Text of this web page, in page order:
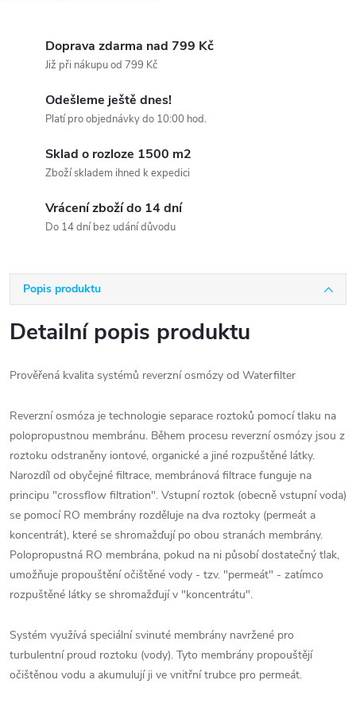
Doprava zdarma nad 799 Kč
Již při nákupu od 799 Kč
Odešleme ještě dnes!
Platí pro objednávky do 10:00 hod.
Sklad o rozloze 1500 m2
Zboží skladem ihned k expedici
Vrácení zboží do 14 dní
Do 14 dní bez udání důvodu
Popis produktu
Detailní popis produktu
Prověřená kvalita systémů reverzní osmózy od Waterfilter
Reverzní osmóza je technologie separace roztoků pomocí tlaku na
polopropustnou membránu. Během procesu reverzní osmózy jsou z
roztoku odstraněny iontové, organické a jiné rozpuštěné látky.
Narozdíl od obyčejné filtrace, membránová filtrace funguje na
principu "crossflow filtration". Vstupní roztok (obecně vstupní voda)
se pomocí RO membrány rozděluje na dva roztoky (permeát a
koncentrát), které se shromažďují po obou stranách membrány.
Polopropustná RO membrána, pokud na ni působí dostatečný tlak,
umožňuje propouštění očištěné vody - tzv. "permeát" - zatímco
rozpuštěné látky se shromažďují v "koncentrátu".
Systém využívá speciální svinuté membrány navržené pro
turbulentní proud roztoku (vody). Tyto membrány propouštějí
očištěnou vodu a akumulují ji ve vnitřní trubce pro permeát.